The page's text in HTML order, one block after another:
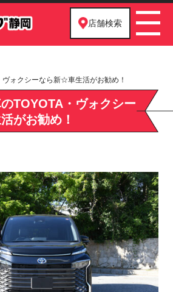
店舗検索
ヴォクシーなら新☆車生活がお勧め！
TOYOTA・ヴォクシー
がお勧め！